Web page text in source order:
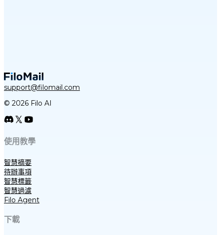
support@filomail.com
© 2026 Filo AI
使用教學
智慧摘要
待辦事項
智慧標籤
智慧過濾
Filo Agent
下載